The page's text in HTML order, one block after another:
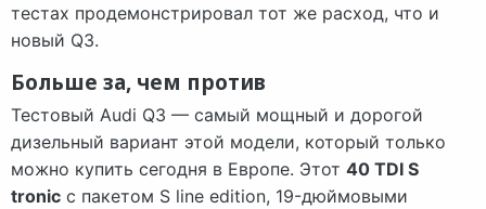
тестах продемонстрировал тот же расход, что и
новый Q3.
Больше за, чем против
Тестовый Audi Q3 — самый мощный и дорогой
дизельный вариант этой модели, который только
можно купить сегодня в Европе. Этот 40 TDI S
tronic с пакетом S line edition, 19-дюймовыми